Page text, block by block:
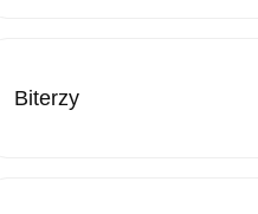
Biterzy